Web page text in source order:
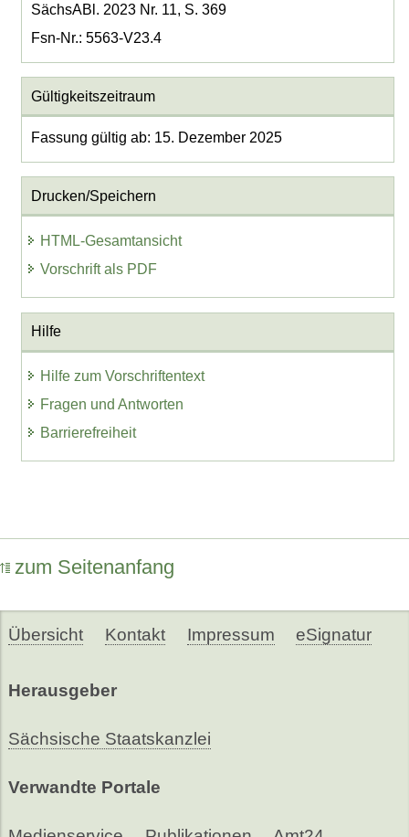
SächsABl. 2023 Nr. 11, S. 369
Fsn-Nr.: 5563-V23.4
Gültigkeitszeitraum
Fassung gültig ab: 15. Dezember 2025
Drucken/Speichern
HTML-Gesamtansicht
Vorschrift als PDF
Hilfe
Hilfe zum Vorschriftentext
Fragen und Antworten
Barrierefreiheit
zum Seitenanfang
Übersicht Kontakt Impressum eSignatur
Herausgeber
Sächsische Staatskanzlei
Verwandte Portale